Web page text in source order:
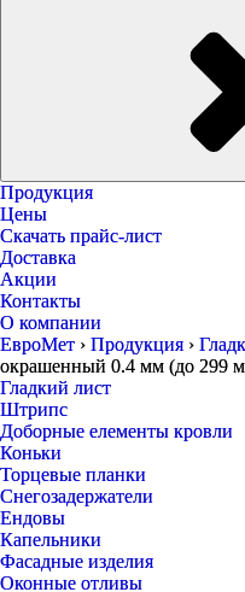
Продукция
Цены
Скачать прайс-лист
Доставка
Акции
Контакты
О компании
ЕвроМет › Продукция ›
окрашенный 0.4 мм (до 299
Гладкий лист
Штрипс
Доборные елементы кровли
Коньки
Торцевые планки
Снегозадержатели
Ендовы
Капельники
Фасадные изделия
Оконные отливы